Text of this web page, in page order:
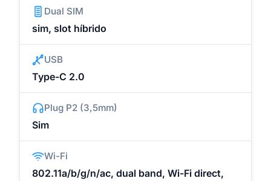
Dual SIM
sim, slot híbrido
USB
Type-C 2.0
Plug P2 (3,5mm)
Sim
Wi-Fi
802.11a/b/g/n/ac, dual band, Wi-Fi direct,